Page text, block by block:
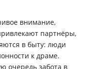
внимание,
партнёры,
в быту: люди
к драме.
очередь забота в